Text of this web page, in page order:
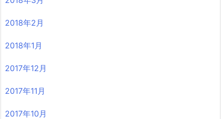
2018年2月
2018年1月
2017年12月
2017年11月
2017年10月